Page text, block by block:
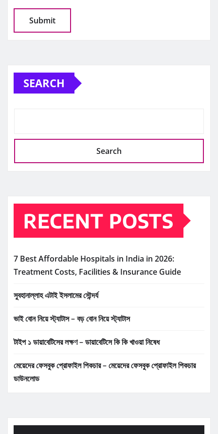
SEARCH
Search
RECENT POSTS
7 Best Affordable Hospitals in India in 2026:
Treatment Costs, Facilities & Insurance Guide
সুবহানাল্লাহ এটাই ইসলামের সৌন্দর্য
ভাই বোন নিয়ে স্ট্যাটাস – বড় বোন নিয়ে স্ট্যাটাস
টাইপ ১ ডায়াবেটিসের লক্ষণ – ডায়াবেটিসে কি কি খাওয়া নিষেধ
মেয়েদের ফেসবুক প্রোফাইল পিকচার – মেয়েদের ফেসবুক প্রোফাইল পিকচার
ডাউনলোড